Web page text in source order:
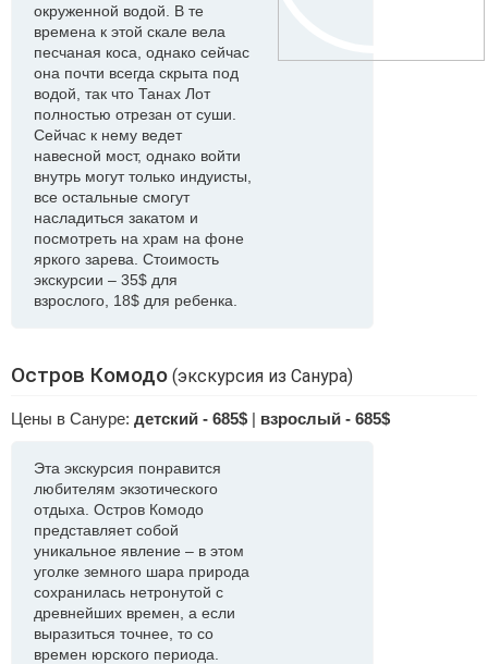
окруженной водой. В те
времена к этой скале вела
песчаная коса, однако сейчас
она почти всегда скрыта под
водой, так что Танах Лот
полностью отрезан от суши.
Сейчас к нему ведет
навесной мост, однако войти
внутрь могут только индуисты,
все остальные смогут
насладиться закатом и
посмотреть на храм на фоне
яркого зарева. Стоимость
экскурсии – 35$ для
взрослого, 18$ для ребенка.
Остров Комодо (экскурсия из Санура)
Цены в Сануре: детский - 685$ | взрослый - 685$
Эта экскурсия понравится
любителям экзотического
отдыха. Остров Комодо
представляет собой
уникальное явление – в этом
уголке земного шара природа
сохранилась нетронутой с
древнейших времен, а если
выразиться точнее, то со
времен юрского периода.